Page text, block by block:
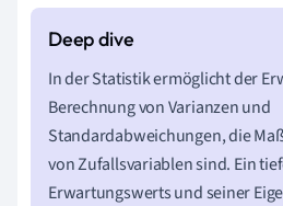
In der Statistik ermöglicht der
Berechnung von Varianzen und
Standardabweichungen, die
von Zufallsvariablen sind. Ein
Erwartungswerts und seiner